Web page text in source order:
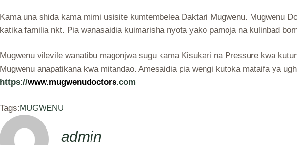
Kama una shida kama mimi usisite kumtembelea Daktari Mugwenu. Mugwenu
katika familia nkt. Pia wanasaidia kuimarisha nyota yako pamoja na kulinbad
Mugwenu vilevile wanatibu magonjwa sugu kama Kisukari na Pressure kwa
Mugwenu anapatikana kwa mitandao. Amesaidia pia wengi kutoka mataifa ya
https://www.mugwenudoctors.com
Tags:MUGWENU
admin